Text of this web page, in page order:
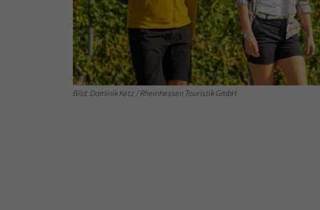
Bild: Dominik Ketz / Rheinhessen Touristik GmbH